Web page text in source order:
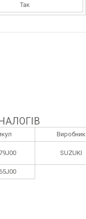
Так
Виробник
SUZUKI